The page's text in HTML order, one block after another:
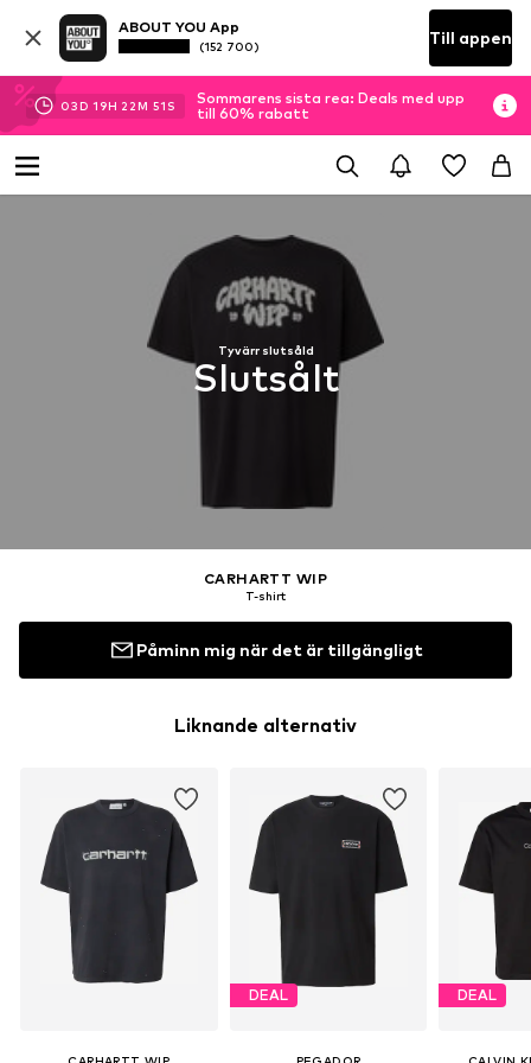
ABOUT YOU App
(152 700) Till appen
03D 19H 22M 51 S
Sommarens sista rea: Deals med upp
till 60% rabatt
Tyvärr slutsåld
Slutsålt
CARHARTT WIP
T-shirt
Påminn mig när det är tillgängligt
Liknande alternativ
DEAL DEAL